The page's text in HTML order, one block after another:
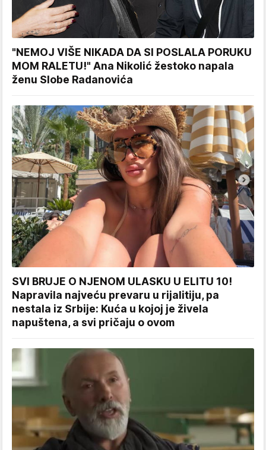
"NEMOJ VIŠE NIKADA DA SI POSLALA PORUKU
MOM RALETU!" Ana Nikolić žestoko napala
ženu Slobe Radanovića
SVI BRUJE O NJENOM ULASKU U ELITU 10!
Napravila najveću prevaru u rijalitiju, pa
nestala iz Srbije: Kuća u kojoj je živela
napuštena, a svi pričaju o ovom